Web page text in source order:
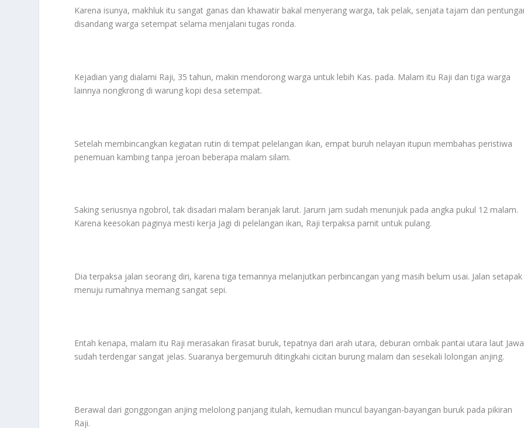
Karena isunya, makhluk itu sangat ganas dan khawatir bakal menyerang warga, tak pelak, senjata tajam dan
disandang warga setempat selama menjalani tugas ronda.
Kejadian yang dialami Raji, 35 tahun, makin mendorong warga untuk lebih Kas. pada. Malam itu Raji dan tiga warga
lainnya nongkrong di warung kopi desa setempat.
Setelah membincangkan kegiatan rutin di tempat pelelangan ikan, empat buruh nelayan itupun membahas peristiwa
penemuan kambing tanpa jeroan beberapa malam silam.
Saking seriusnya ngobrol, tak disadari malam beranjak larut. Jarurn jam sudah menunjuk pada angka pukul 12 malam.
Karena keesokan paginya mesti kerja Jagi di pelelangan ikan, Raji terpaksa parnit untuk pulang.
Dia terpaksa jalan seorang diri, karena tiga temannya melanjutkan perbincangan yang masih belum usai. Jalan setapak
menuju rumahnya memang sangat sepi.
Entah kenapa, malam itu Raji merasakan firasat buruk, tepatnya dari arah utara, deburan ombak pantai utara laut Jawa
sudah terdengar sangat jelas. Suaranya bergemuruh ditingkahi cicitan burung malam dan sesekali lolongan anjing.
Berawal dari gonggongan anjing melolong panjang itulah, kemudian muncul bayangan-bayangan buruk pada pikiran
Raji.